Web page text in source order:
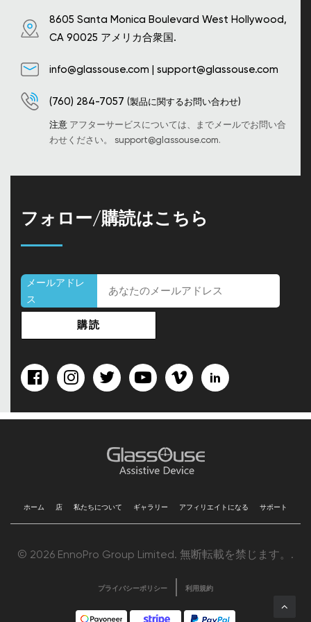
8605 Santa Monica Boulevard West Hollywood,
CA 90025 アメリカ合衆国.
info@glassouse.com | support@glassouse.com
(760) 284-7057 (製品に関するお問い合わせ)
注意 アフターサービスについては、までメールでお問い合
わせください。 support@glassouse.com.
フォロー/購読はこちら
メールアドレ
ス
ホーム 店 私たちについて ギャラリー アフィリエイトになる サポート
© 2026 EnnoPro Group Limited. 無断転載を禁じます。.
プライバシーポリシー 利用規約